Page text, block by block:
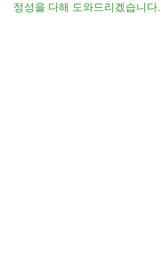
정성을 다해 도와드리겠습니다.​